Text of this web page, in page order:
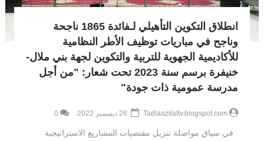
انطلاق التكوين التأهيلي لـفائدة 1865 ناجحة
وناجح في مباريات توظيف الأطر النظامية
للأكاديمية الجهوية للتربية والتكوين لجهة بني ملال-
خنيفرة برسم سنة 2023 تحت شعار: "من أجل
مدرسة عمومية ذات جودة"
Tadlaazilaltv.blogspot.com
0
في سياق مواصلة تنزيل مقتضيات المشاريع الاستراتيجية